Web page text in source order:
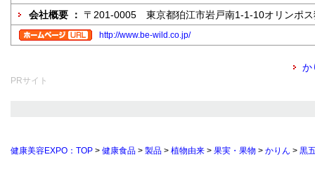
会社概要 ： 〒201-0005 東京都狛江市岩戸南1-1-10オリンポ
http://www.be-wild.co.jp/
か
PRサイト
健康美容EXPO：TOP > 健康食品 > 製品 > 植物由来 > 果実・果物 > かりん > 黒